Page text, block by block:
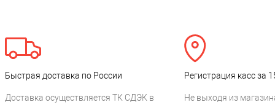
Быстрая доставка по России
Доставка осуществляется ТК СДЭК в
Регистрация касс за
Не выходя из